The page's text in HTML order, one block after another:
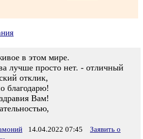
в этом мире.
лучше просто нет. - отличный
отклик,
благодарю!
Вам!
14.04.2022 07:45
Заявить о